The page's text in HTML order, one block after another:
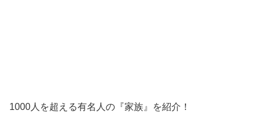
1000人を超える有名人の『家族』を紹介！